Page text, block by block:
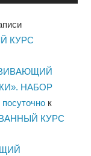
КУРС
НАБОР
к
КУРС